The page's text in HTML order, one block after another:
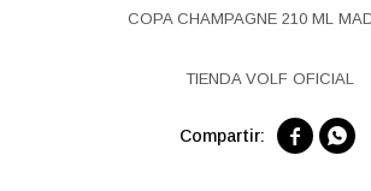
COPA CHAMPAGNE 210 ML
TIENDA VOLF OFICIAL
 